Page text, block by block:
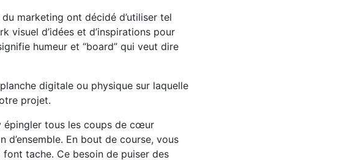
marketing ont décidé d’utiliser tel
visuel d’idées et d’inspirations pour
humeur et “board” qui veut dire
digitale ou physique sur laquelle
projet.
épingler tous les coups de cœur
d’ensemble. En bout de course, vous
tache. Ce besoin de puiser des